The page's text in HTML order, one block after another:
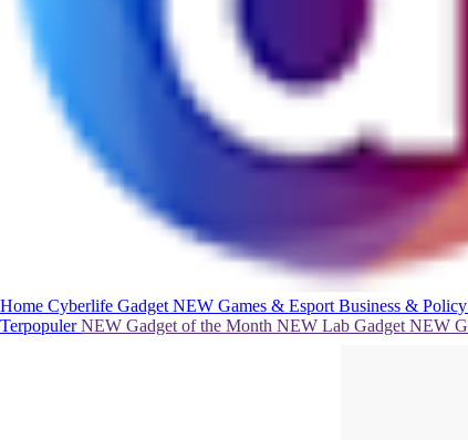
Home Cyberlife Gadget NEW Games & Esport Business & Policy
TerpopulerNEW Gadget of the Month NEW Lab Gadget NEW